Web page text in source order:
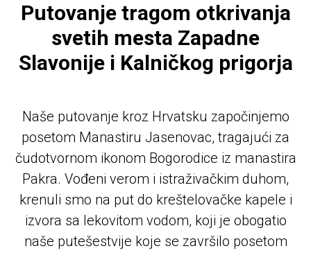
Putovanje tragom otkrivanja
svetih mesta Zapadne
Slavonije i Kalničkog prigorja
Naše putovanje kroz Hrvatsku započinjemo
posetom Manastiru Jasenovac, tragajući za
čudotvornom ikonom Bogorodice iz manastira
Pakra. Vođeni verom i istraživačkim duhom,
krenuli smo na put do kreštelovačke kapele i
izvora sa lekovitom vodom, koji je obogatio
naše putešestvije koje se završilo posetom